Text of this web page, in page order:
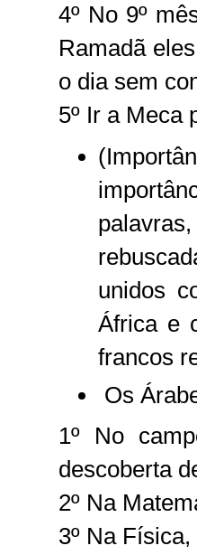
4º No 9º
Ramadã
o dia sem
5º Ir a Meca
unidos
África e
francos
Os
1º No
descoberta
2º Na
3º Na